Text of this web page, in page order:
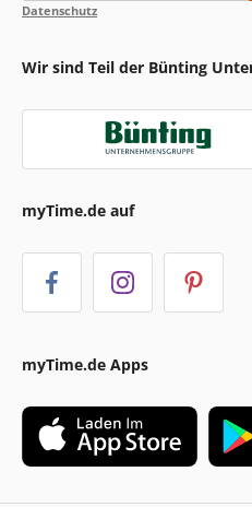
Datenschutz
Wir sind Teil der Bünting
myTime.de auf
myTime.de Apps